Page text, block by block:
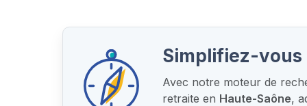
Simplifiez-vous
Avec notre moteur de
retraite en Haute-Saône,